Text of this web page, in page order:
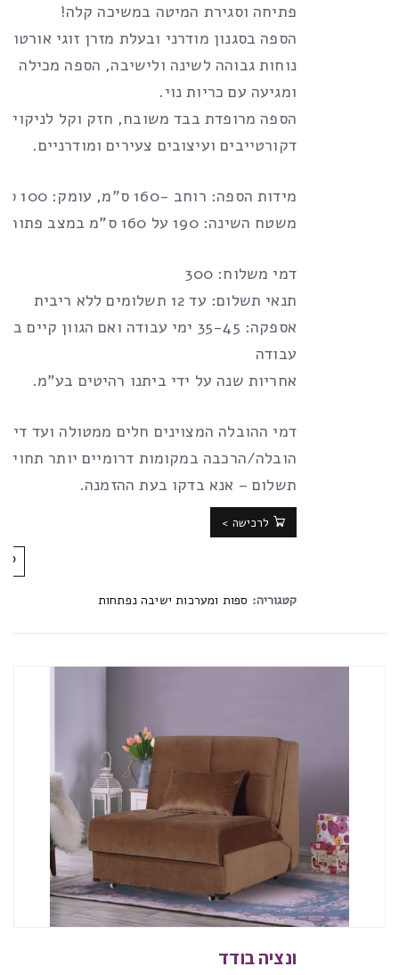
פתיחה וסגירת המיטה במשיכה קלה!
הספה בסגנון מודרני ובעלת מזרן זוגי
נוחות גבוהה לשינה ולישיבה, הספה מכילה
ומגיעה עם כריות נוי.
הספה מרופדת בבד משובח, חזק וקל לניקוי,
דקורטייבים ועיצובים צעירים ומודרניים.
מידות הספה: רוחב -160 ס”מ, עומק: 100 ס”מ,
משטח השינה: 190 על 160 ס”מ במצב פתוח.
דמי משלוח: 300
תנאי תשלום: עד 12 תשלומים ללא ריבית
עבודה
אחריות שנה על ידי ביתנו רהיטים בע”מ.
דמי ההובלה המצוינים חלים ממטולה ועד
הובלה/הרכבה במקומות דרומיים יותר
תשלום – אנא בדקו בעת ההזמנה.
לרכישה >
קטגוריה: ספות ומערכות ישיבה נפתחות
ונציה בודד